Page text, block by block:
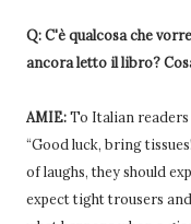
Q: C'è qualcosa che
ancora letto il libro?
AMIE:To Italian readers
“Good luck, bring
of laughs, they should
expect tight trousers